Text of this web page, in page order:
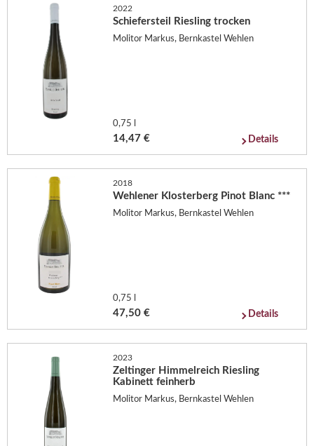
2022
Schiefersteil Riesling trocken
Molitor Markus, Bernkastel Wehlen
0,75 l
14,47 € Details
2018
Wehlener Klosterberg Pinot Blanc ***
Molitor Markus, Bernkastel Wehlen
0,75 l
47,50 € Details
2023
Zeltinger Himmelreich Riesling
Kabinett feinherb
Molitor Markus, Bernkastel Wehlen